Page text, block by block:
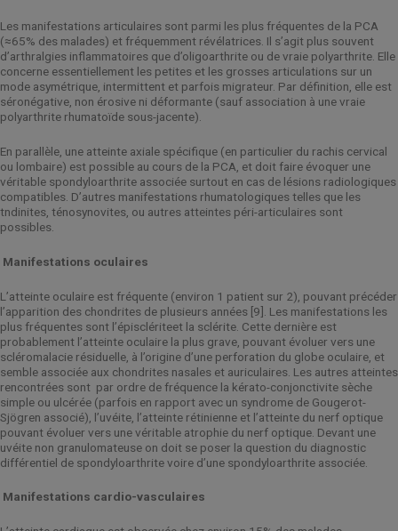
Les manifestations articulaires sont parmi les plus fréquentes de la PCA
(≈65% des malades) et fréquemment révélatrices. Il s’agit plus souvent
d’arthralgies inflammatoires que d’oligoarthrite ou de vraie polyarthrite. Elle
concerne essentiellement les petites et les grosses articulations sur un
mode asymétrique, intermittent et parfois migrateur. Par définition, elle est
séronégative, non érosive ni déformante (sauf association à une vraie
polyarthrite rhumatoïde sous-jacente).
En parallèle, une atteinte axiale spécifique (en particulier du rachis cervical
ou lombaire) est possible au cours de la PCA, et doit faire évoquer une
véritable spondyloarthrite associée surtout en cas de lésions radiologiques
compatibles. D’autres manifestations rhumatologiques telles que les
tndinites, ténosynovites, ou autres atteintes péri-articulaires sont
possibles.
Manifestations oculaires
L’atteinte oculaire est fréquente (environ 1 patient sur 2), pouvant précéder
l’apparition des chondrites de plusieurs années [9]. Les manifestations les
plus fréquentes sont l’épisclériteet la sclérite. Cette dernière est
probablement l’atteinte oculaire la plus grave, pouvant évoluer vers une
scléromalacie résiduelle, à l’origine d’une perforation du globe oculaire, et
semble associée aux chondrites nasales et auriculaires. Les autres atteintes
rencontrées sont par ordre de fréquence la kérato-conjonctivite sèche
simple ou ulcérée (parfois en rapport avec un syndrome de Gougerot-
Sjögren associé), l’uvéite, l’atteinte rétinienne et l’atteinte du nerf optique
pouvant évoluer vers une véritable atrophie du nerf optique. Devant une
uvéite non granulomateuse on doit se poser la question du diagnostic
différentiel de spondyloarthrite voire d’une spondyloarthrite associée.
Manifestations cardio-vasculaires